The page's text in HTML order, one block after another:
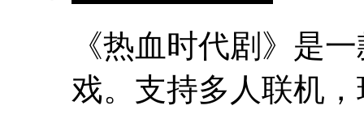
《热血时代剧》是
戏。支持多人联机